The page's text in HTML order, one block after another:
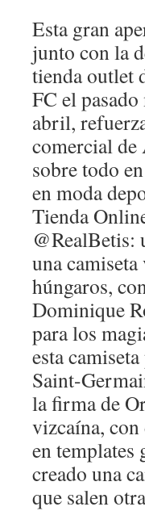
Esta gran
junto con la
tienda outlet
FC el pasado
abril,
comercial de
sobre todo
en moda
Tienda
@RealBetis:
una
húngaros,
Dominique
para los
esta
Saint-
la firma de
vizcaína,
en templates
creado una
que salen